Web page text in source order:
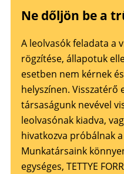
Ne dőljön be a
A leolvasók feladata a
rögzítése, állapotuk
esetben nem kérnek
helyszínen. Visszatérő
társaságunk nevével
leolvasónak kiadva,
hivatkozva próbálnak
Munkatársaink
egységes, TETTYE